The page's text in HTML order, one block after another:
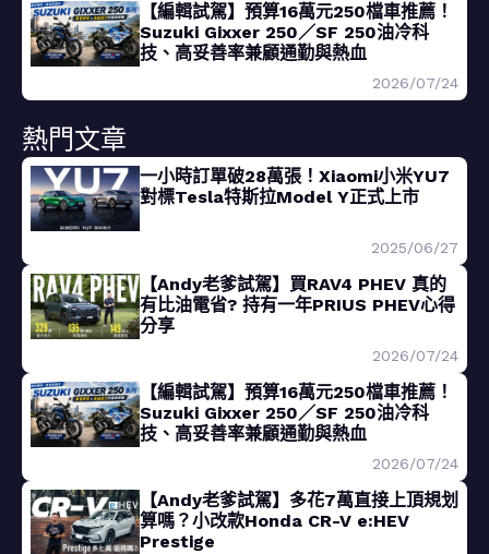
【編輯試駕】預算16萬元250檔車推薦！
Suzuki Gixxer 250／SF 250油冷科
技、高妥善率兼顧通勤與熱血
2026/07/24
熱門文章
一小時訂單破28萬張！Xiaomi小米YU7
對標Tesla特斯拉Model Y正式上市
2025/06/27
【Andy老爹試駕】買RAV4 PHEV 真的
有比油電省? 持有一年PRIUS PHEV心得
分享
2026/07/24
【編輯試駕】預算16萬元250檔車推薦！
Suzuki Gixxer 250／SF 250油冷科
技、高妥善率兼顧通勤與熱血
2026/07/24
【Andy老爹試駕】多花7萬直接上頂規划
算嗎？小改款Honda CR-V e:HEV
Prestige